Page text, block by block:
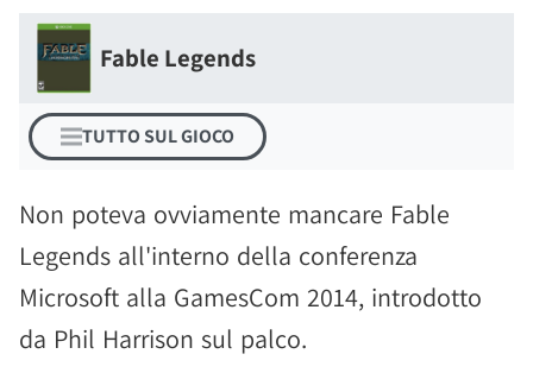
Fable Legends
TUTTO SUL GIOCO
Non poteva ovviamente mancare Fable
Legends all'interno della conferenza
Microsoft alla GamesCom 2014, introdotto
da Phil Harrison sul palco.